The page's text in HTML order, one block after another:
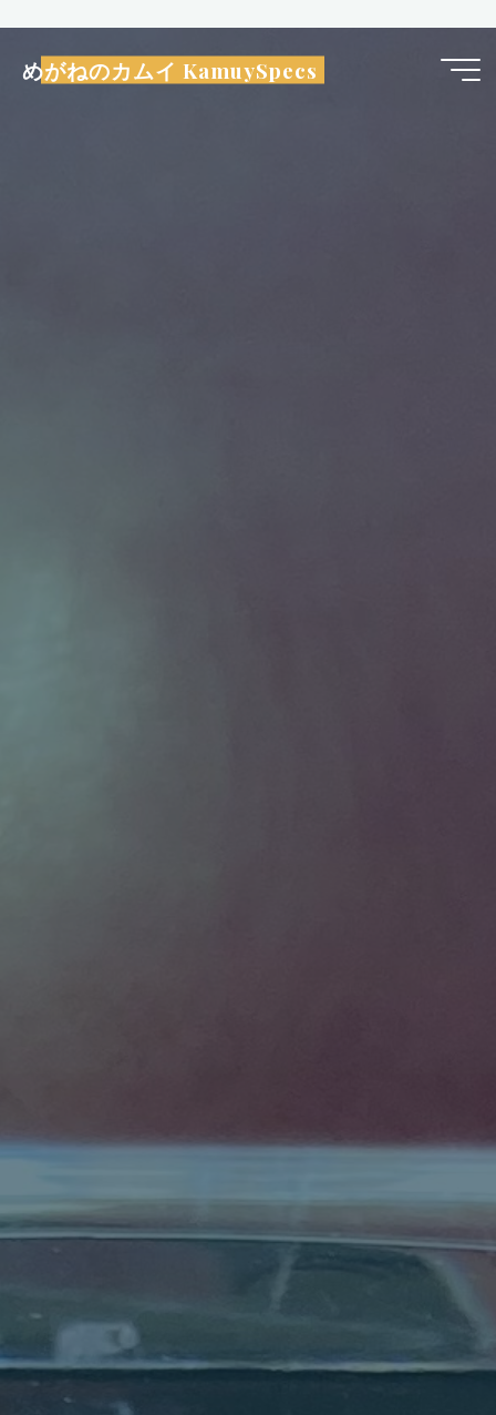
めがねのカムイ KamuySpecs